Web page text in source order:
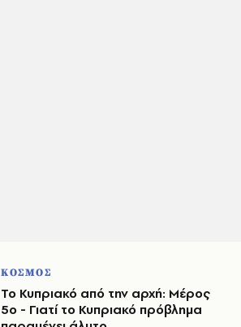
ΚΟΣΜΟΣ
Το Κυπριακό από την αρχή: Μέρος
5ο - Γιατί το Κυπριακό πρόβλημα